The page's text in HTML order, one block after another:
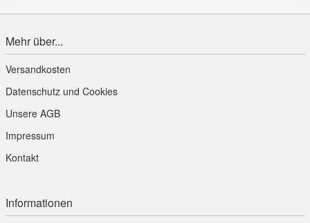
Mehr über...
Versandkosten
Datenschutz und Cookies
Unsere AGB
Impressum
Kontakt
Informationen